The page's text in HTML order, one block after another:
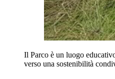
Il Parco è un luogo
verso una sostenibilità